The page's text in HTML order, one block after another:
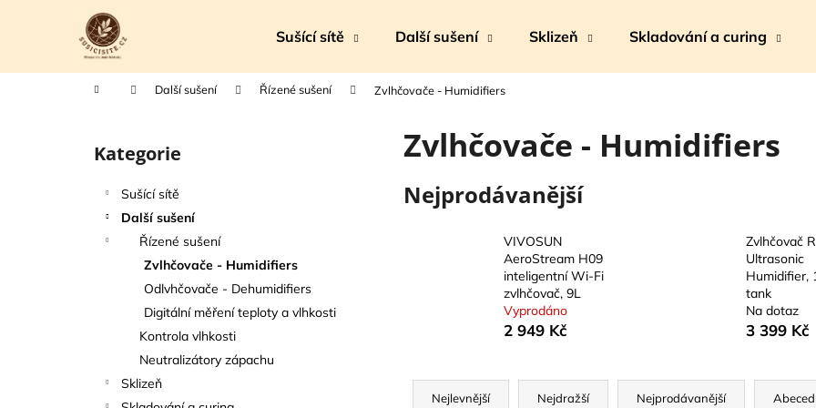
Sušící sítě Další sušení Sklizeň Skladování a curing
Domů Další sušení Řízené sušení Zvlhčovače - Humidifiers
Přeskočit
kategorie
Kategorie
Sušící sítě
Další sušení
Řízené sušení
Zvlhčovače - Humidifiers
Odlvhčovače - Dehumidifiers
Digitální měření teploty a vlhkosti
Kontrola vlhkosti
Neutralizátory zápachu
Sklizeň
Zvlhčovače - Humidifiers
Nejprodávanější
VIVOSUN
AeroStream H09
inteligentní Wi-Fi
zvlhčovač, 9L
Vyprodáno
2 949 Kč
Zvlhčovač
Ultrasonic
Humidifier,
tank
Na dotaz
3 399 Kč
Ř
Nejlevnější Nejdražší Nejprodávanější
í
Zpět
do
Zpět
do
Co potřebujete najít?
Doporučujeme